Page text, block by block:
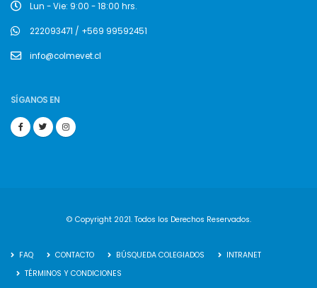
Lun - Vie: 9:00 - 18:00 hrs.
222093471 / +569 99592451
info@colmevet.cl
SÍGANOS EN
© Copyright 2021. Todos los Derechos Reservados.
FAQ CONTACTO BÚSQUEDA COLEGIADOS
INTRANET
TÉRMINOS Y CONDICIONES